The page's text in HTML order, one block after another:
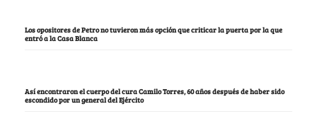
Los opositores de Petro no tuvieron más opción que criticar la puerta por la que
entró a la Casa Blanca
Así encontraron el cuerpo del cura Camilo Torres, 60 años después de haber sido
escondido por un general del Ejército